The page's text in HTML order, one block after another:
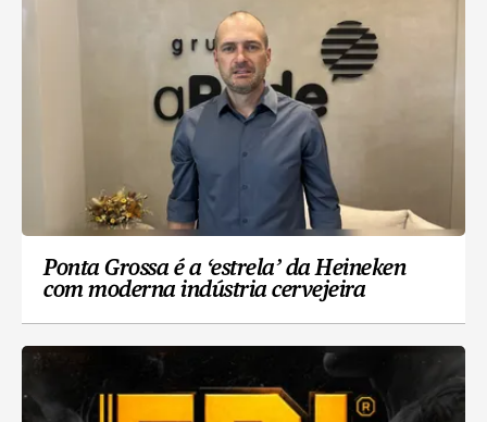
Ponta Grossa é a ‘estrela’ da Heineken
com moderna indústria cervejeira